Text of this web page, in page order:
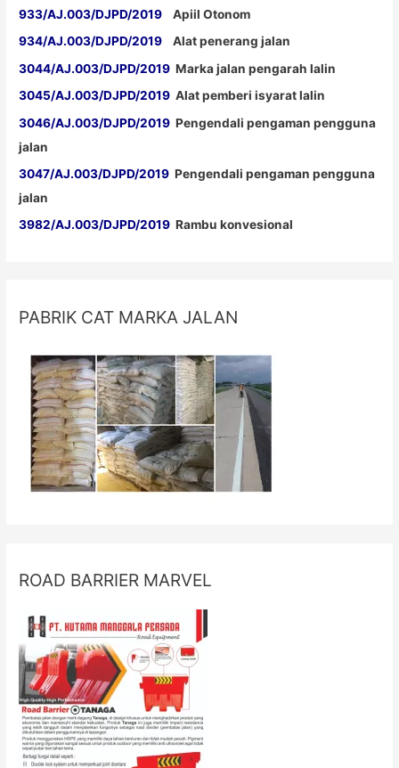
933/AJ.003/DJPD/2019 Apiil Otonom
934/AJ.003/DJPD/2019 Alat penerang jalan
3044/AJ.003/DJPD/2019 Marka jalan pengarah lalin
3045/AJ.003/DJPD/2019 Alat pemberi isyarat lalin
3046/AJ.003/DJPD/2019 Pengendali pengaman pengguna
jalan
3047/AJ.003/DJPD/2019 Pengendali pengaman pengguna
jalan
3982/AJ.003/DJPD/2019 Rambu konvesional
PABRIK CAT MARKA JALAN
ROAD BARRIER MARVEL